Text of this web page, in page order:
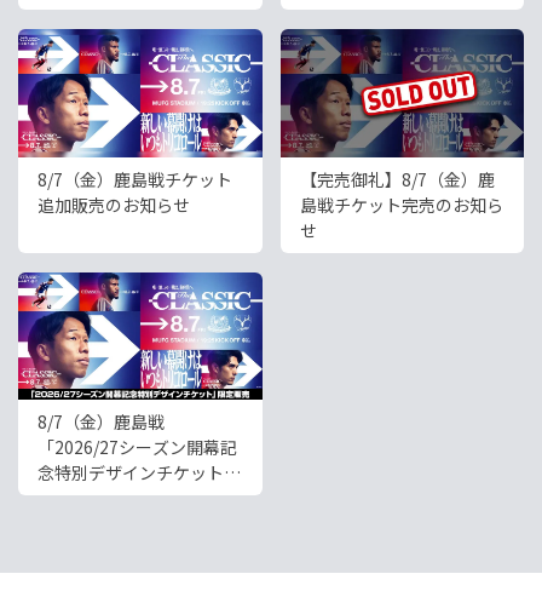
8/7（金）鹿島戦チケット
追加販売のお知らせ
【完売御礼】8/7（金）鹿
島戦チケット完売のお知ら
せ
8/7（金）鹿島戦
「2026/27シーズン開幕記
念特別デザインチケット」
限定販売のお知らせ